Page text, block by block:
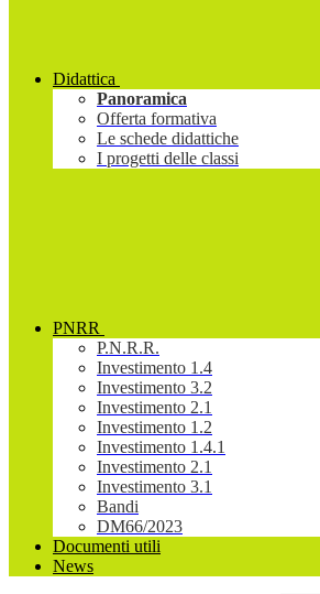
Didattica
Panoramica
Offerta formativa
Le schede didattiche
I progetti delle classi
PNRR
P.N.R.R.
Investimento 1.4
Investimento 3.2
Investimento 2.1
Investimento 1.2
Investimento 1.4.1
Investimento 2.1
Investimento 3.1
Bandi
DM66/2023
Documenti utili
News